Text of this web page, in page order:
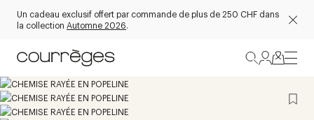
Un cadeau exclusif offert par commande de plus de 250 CHF dans
la collection Automne 2026.